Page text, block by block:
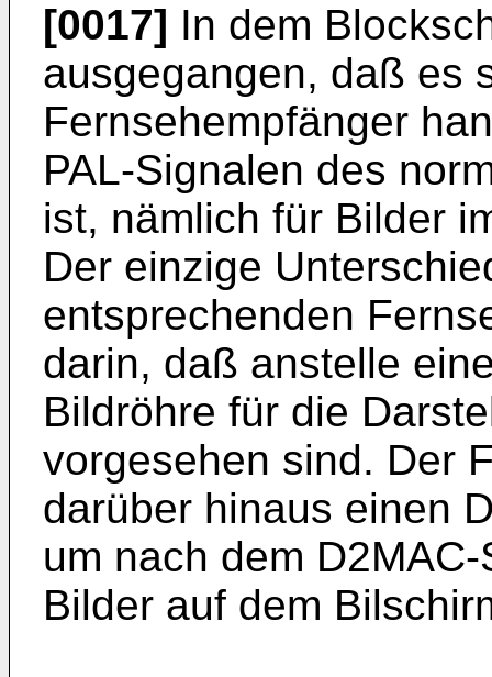
[0017] In dem
ausgegangen, daß es
Fernsehempfänger
PAL-Signalen des
ist, nämlich für Bilder
Der einzige
entsprechenden
darin, daß anstelle
Bildröhre für die
vorgesehen sind. Der
darüber hinaus einen
um nach dem
Bilder auf dem